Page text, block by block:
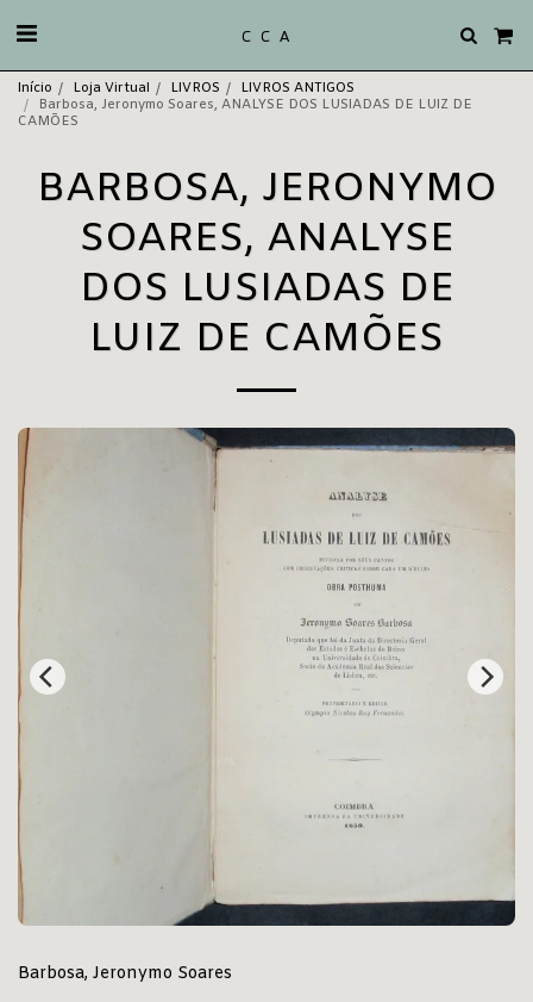
C C A
Início Loja Virtual LIVROS
LIVROS ANTIGOS
Barbosa, Jeronymo Soares, ANALYSE DOS LUSIADAS DE LUIZ DE
CAMÕES
BARBOSA, JERONYMO
SOARES, ANALYSE
DOS LUSIADAS DE
LUIZ DE CAMÕES
Barbosa, Jeronymo Soares